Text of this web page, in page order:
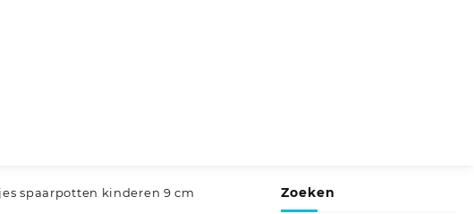
spaarpotten kinderen 9 cm Zoeken